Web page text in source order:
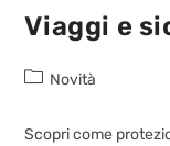
Viaggi e
Novità
Scopri come